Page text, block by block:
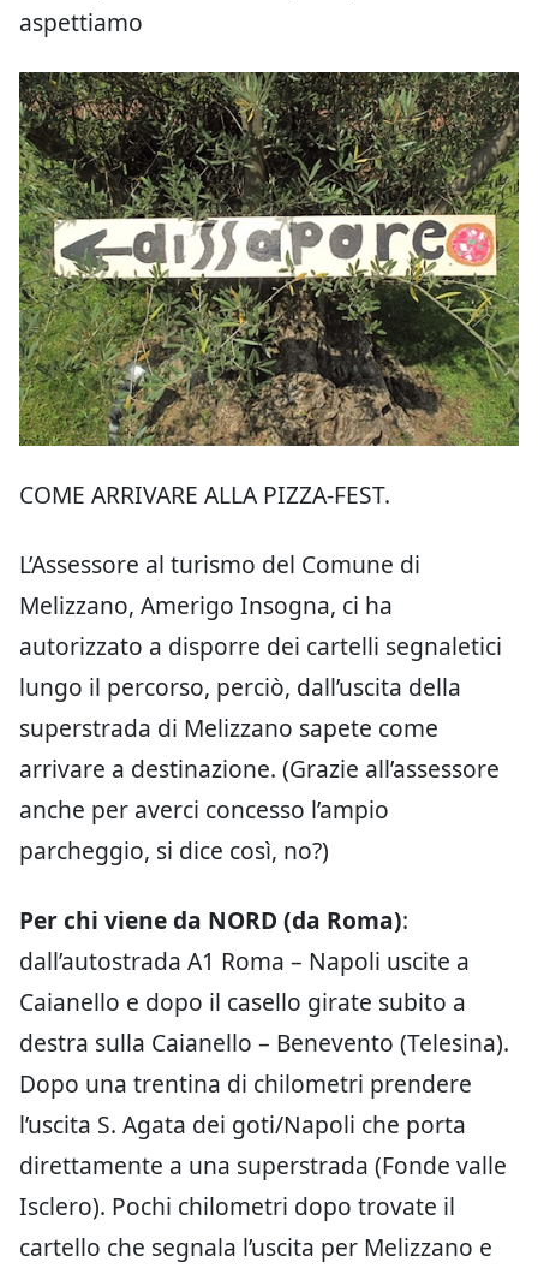
aspettiamo
COME ARRIVARE ALLA PIZZA-FEST.
L’Assessore al turismo del Comune di
Melizzano, Amerigo Insogna, ci ha
autorizzato a disporre dei cartelli segnaletici
lungo il percorso, perciò, dall’uscita della
superstrada di Melizzano sapete come
arrivare a destinazione. (Grazie all’assessore
anche per averci concesso l’ampio
parcheggio, si dice così, no?)
Per chi viene da NORD (da Roma):
dall’autostrada A1 Roma – Napoli uscite a
Caianello e dopo il casello girate subito a
destra sulla Caianello – Benevento (Telesina).
Dopo una trentina di chilometri prendere
l’uscita S. Agata dei goti/Napoli che porta
direttamente a una superstrada (Fonde valle
Isclero). Pochi chilometri dopo trovate il
cartello che segnala l’uscita per Melizzano e